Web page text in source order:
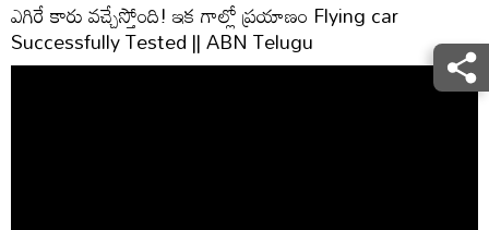
ఎగిరే కారు వచ్చేస్తోంది! ఇక గాల్లో ప్రయాణం Flying car
Successfully Tested || ABN Telugu